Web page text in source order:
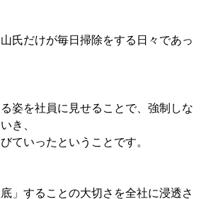
氏だけが毎日掃除をする日々であっ
姿を社員に見せることで、強制しな
き、
ていったということです。
」することの大切さを全社に浸透さ